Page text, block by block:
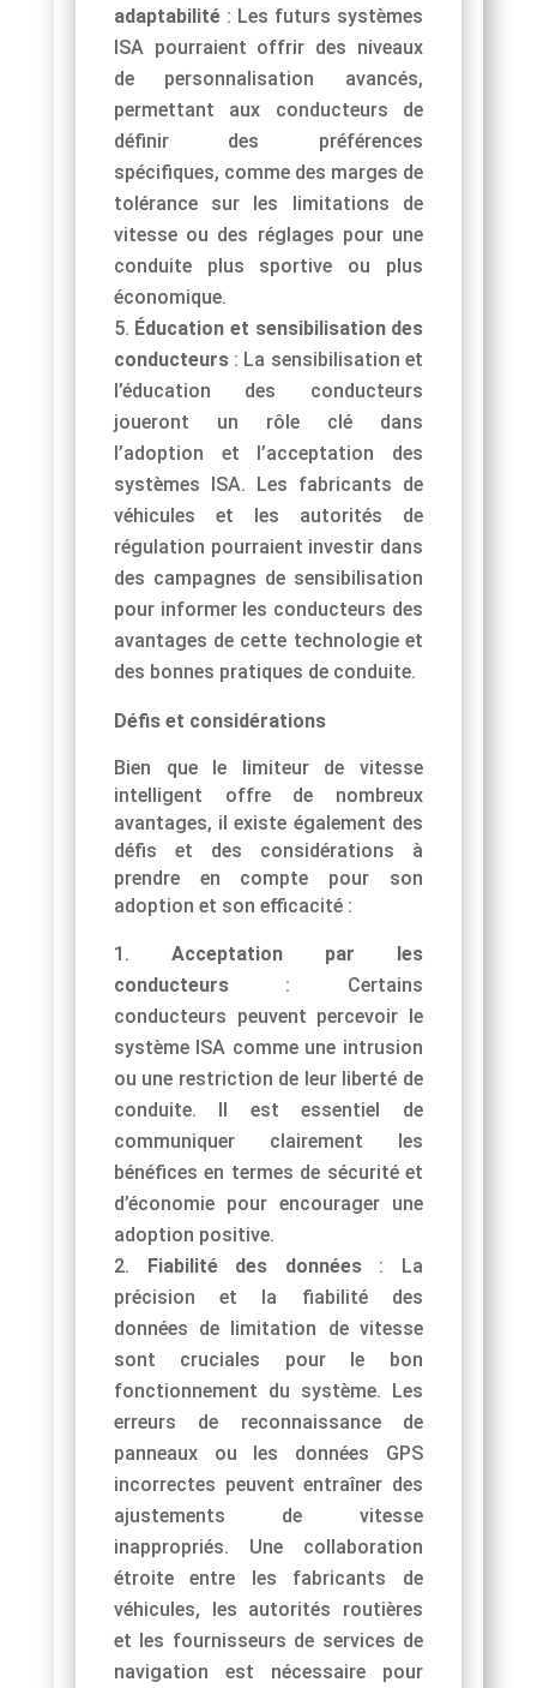
adaptabilité: Les futurs systèmes
ISA pourraient offrir des niveaux
de personnalisation avancés,
permettant aux conducteurs de
définir des préférences
spécifiques, comme des marges de
tolérance sur les limitations de
vitesse ou des réglages pour une
conduite plus sportive ou plus
économique.
Éducation et sensibilisation des
conducteurs: La sensibilisation et
l’éducation des conducteurs
joueront un rôle clé dans
l’adoption et l’acceptation des
systèmes ISA. Les fabricants de
véhicules et les autorités de
régulation pourraient investir dans
des campagnes de sensibilisation
pour informer les conducteurs des
avantages de cette technologie et
des bonnes pratiques de conduite.
Défis et considérations
Bien que le limiteur de vitesse
intelligent offre de nombreux
avantages, il existe également des
défis et des considérations à
prendre en compte pour son
adoption et son efficacité :
Acceptation par les
conducteurs: Certains
conducteurs peuvent percevoir le
système ISA comme une intrusion
ou une restriction de leur liberté de
conduite. Il est essentiel de
communiquer clairement les
bénéfices en termes de sécurité et
d’économie pour encourager une
adoption positive.
Fiabilité des données: La
précision et la fiabilité des
données de limitation de vitesse
sont cruciales pour le bon
fonctionnement du système. Les
erreurs de reconnaissance de
panneaux ou les données GPS
incorrectes peuvent entraîner des
ajustements de vitesse
inappropriés. Une collaboration
étroite entre les fabricants de
véhicules, les autorités routières
et les fournisseurs de services de
navigation est nécessaire pour